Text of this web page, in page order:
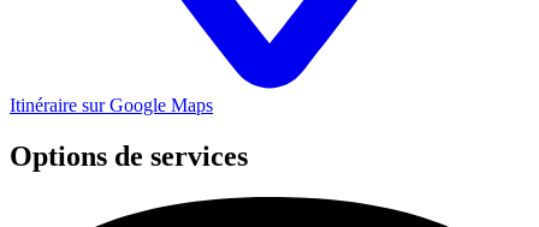
Itinéraire sur Google Maps
Options de services